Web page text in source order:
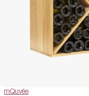
mQuvée